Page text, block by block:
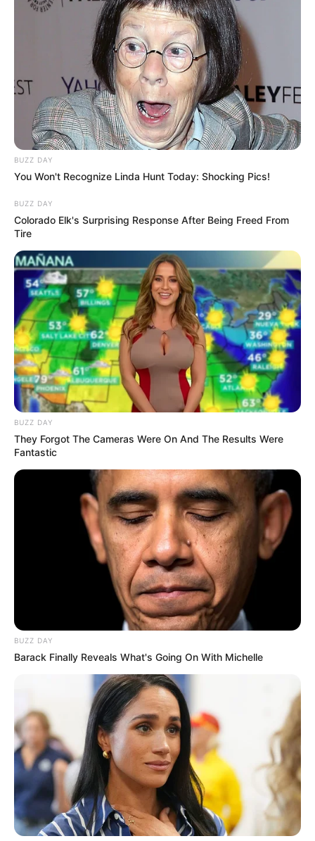
LIHAT ARTIKEL LAINNYA
BUZZ DAY
You Won't Recognize Linda Hunt Today: Shocking Pics!
BUZZ DAY
Colorado Elk's Surprising Response After Being Freed From
Tire
BUZZ DAY
They Forgot The Cameras Were On And The Results Were
Fantastic
BUZZ DAY
Barack Finally Reveals What's Going On With Michelle